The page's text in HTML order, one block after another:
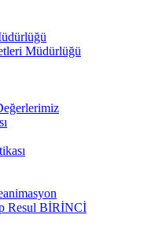
Müdürlüğü
Resul BİRİNCİ